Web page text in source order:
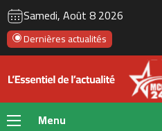
Samedi, Août 8 2026
Dernières actualités
Menu